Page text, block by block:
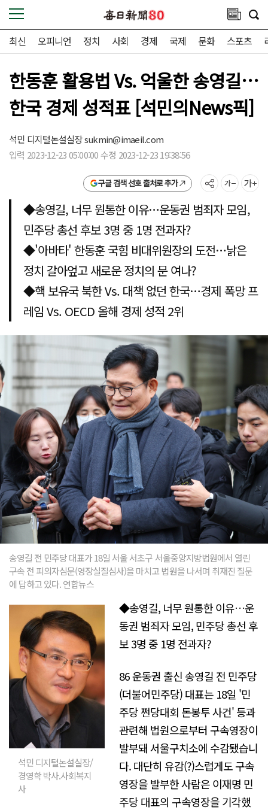
최신 오피니언 정치 사회 경제 국제 문화 스포츠
한동훈 활용법 Vs. 억울한 송영길…
한국 경제 성적표 [석민의News픽]
석민 디지털논설실장sukmin@imaeil.com
입력 2023-12-23 05:00:00 수정 2023-12-23 19:38:56
구글 검색 선호 출처로 추가
◆송영길, 너무 원통한 이유…운동권 범죄자 모임,
민주당 총선 후보 3명 중 1명 전과자?
◆'아바타' 한동훈 국힘 비대위원장의 도전…낡은
정치 갈아엎고 새로운 정치의 문 여나?
◆핵 보유국 북한 Vs. 대책 없던 한국…경제 폭망 프
레임 Vs. OECD 올해 경제 성적 2위
송영길 전 민주당 대표가 18일 서울 서초구 서울중앙지방법원에서 열린
구속 전 피의자심문(영장실질심사)을 마치고 법원을 나서며 취재진 질문
에 답하고 있다. 연합뉴스
석민 디지털논설실장/
경영학 박사.사회복지
사
◆송영길, 너무 원통한 이유…운
동권 범죄자 모임, 민주당 총선 후
보 3명 중 1명 전과자?
86 운동권 출신 송영길 전 민주당
(더불어민주당) 대표는 18일 '민
주당 쩐당대회 돈봉투 사건' 등과
관련해 법원으로부터 구속영장이
발부돼 서울구치소에 수감됐습니
다. 대단히 유감(?)스럽게도 구속
영장을 발부한 사람은 이재명 민
주당 대표의 구속영장을 기각했